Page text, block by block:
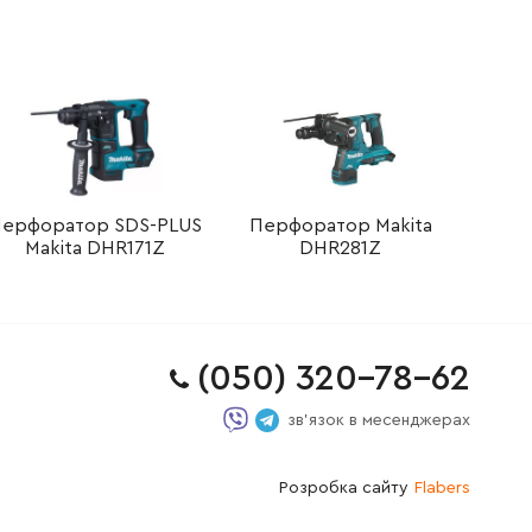
SDS-PLUS
Makita DHR171Z
Перфоратор Makita
DHR281Z
(050) 320-78-62
зв'язок в месенджерах
Розробка сайту Flabers